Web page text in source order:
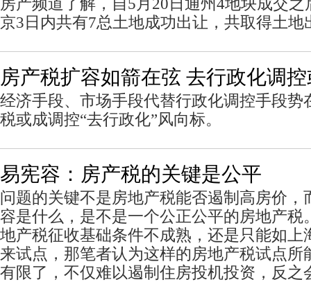
房产频道了解，自5月20日通州4地块成交
京3日内共有7总土地成功出让，共取得土地
房产税扩容如箭在弦 去行政化调
经济手段、市场手段代替行政化调控手段势
税或成调控“去行政化”风向标。
易宪容：房产税的关键是公平
问题的关键不是房地产税能否遏制高房价，
容是什么，是不是一个公正公平的房地产税
地产税征收基础条件不成熟，还是只能如上
来试点，那笔者认为这样的房地产税试点所
有限了，不仅难以遏制住房投机投资，反之